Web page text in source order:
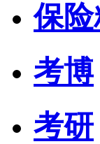
保
考博
考研